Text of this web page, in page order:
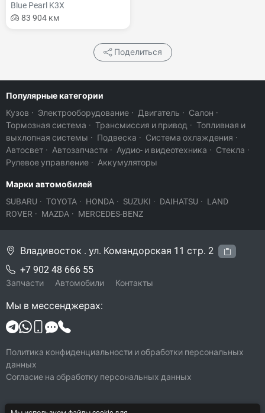
Blue Pearl K3X
83 904 км
Поделиться
Популярные категории
Кузов · Электрооборудование · Двигатель · Салон ·
Тормозная система · Трансмиссия и привод · Топливная и
выхлопная системы · Подвеска · Система охлаждения ·
Автосвет · Автозапчасти · Аудио- и видеотехника · Стекла ·
Рулевое управление · Аккумуляторы
Марки автомобилей
SUBARU · TOYOTA · HONDA · SUZUKI · DAIHATSU · LAND
ROVER · MAZDA · MERCEDES-BENZ
Владивосток . ул. Командорская 11 стр. 2
+7 902 48 666 55
Запчасти Автомобили Контакты
Мы в мессенджерах:
Политика конфиденциальности и обработки персональных
данных
Согласие на обработку персональных данных